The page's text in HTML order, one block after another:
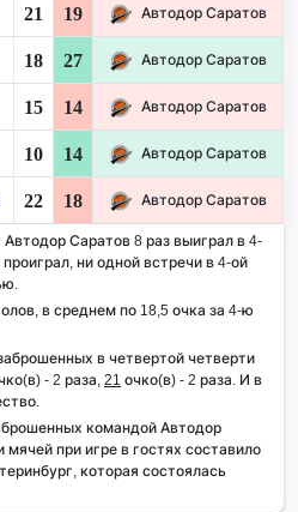
21 19 Автодор Саратов
18 27 Автодор Саратов
15 14 Автодор Саратов
10 14 Автодор Саратов
22 18 Автодор Саратов
Саратов 8 раз выиграл в 4-
ни одной встречи в 4-ой
в среднем по 18,5 очка за 4-ю
в четвертой четверти
- 2 раза, 21 очко(в) - 2 раза. И в
командой Автодор
при игре в гостях составило
которая состоялась